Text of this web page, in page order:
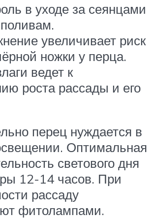
в уходе за сеянцами
увеличивает риск
ножки у перца.
ведет к
роста рассады и его
перец нуждается в
Оптимальная
светового дня
12-14 часов. При
рассаду
фитолампами.